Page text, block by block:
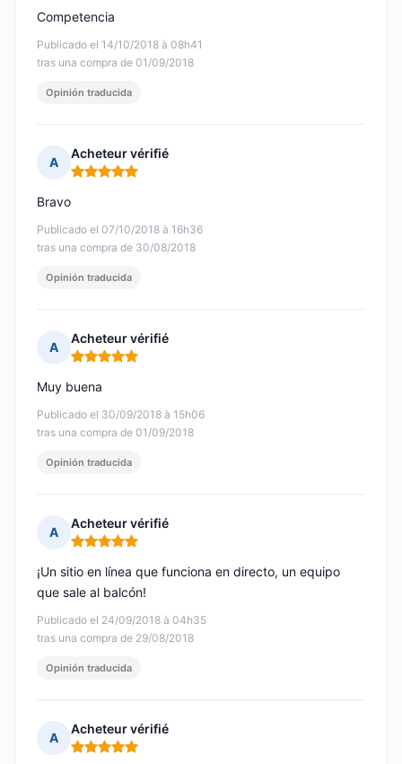
Publicado el 14/10/2018 à 08h41
tras una compra de 01/09/2018
Competencia
Opinión traducida
A
Acheteur vérifié
Nota: 5 de 5
Publicado el 07/10/2018 à 16h36
tras una compra de 30/08/2018
Bravo
Opinión traducida
A
Acheteur vérifié
Nota: 5 de 5
Publicado el 30/09/2018 à 15h06
tras una compra de 01/09/2018
Muy buena
Opinión traducida
A
Acheteur vérifié
Nota: 5 de 5
Publicado el 24/09/2018 à 04h35
tras una compra de 29/08/2018
¡Un sitio en línea que funciona en directo, un equipo
que sale al balcón!
Opinión traducida
A
Acheteur vérifié
Nota: 5 de 5